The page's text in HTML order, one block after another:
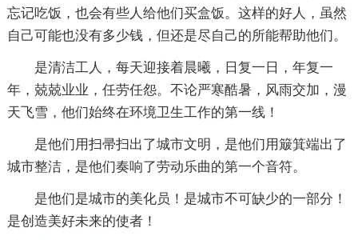
忘记吃饭，也会有些人给他们买盒饭。这样的好人，虽然
自己可能也没有多少钱，但还是尽自己的所能帮助他们。
是清洁工人，每天迎接着晨曦，日复一日，年复一
年，兢兢业业，任劳任怨。不论严寒酷暑，风雨交加，漫
天飞雪，他们始终在环境卫生工作的第一线！
是他们用扫帚扫出了城市文明，是他们用簸箕端出了
城市整洁，是他们奏响了劳动乐曲的第一个音符。
是他们是城市的美化员！是城市不可缺少的一部分！
是创造美好未来的使者！